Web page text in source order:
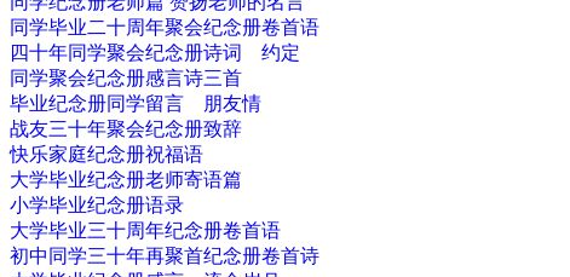
同学毕业二十周年聚会纪念册卷首语
四十年同学聚会纪念册诗词 约定
同学聚会纪念册感言诗三首
毕业纪念册同学留言 朋友情
战友三十年聚会纪念册致辞
快乐家庭纪念册祝福语
大学毕业纪念册老师寄语篇
小学毕业纪念册语录
大学毕业三十周年纪念册卷首语
初中同学三十年再聚首纪念册卷首诗